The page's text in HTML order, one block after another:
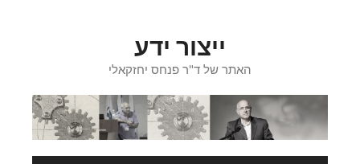
ייצור ידע
האתר של ד"ר פנחס יחזקאלי